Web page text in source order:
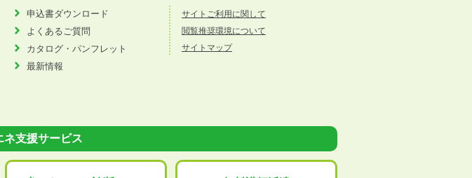
申込書ダウンロード
よくあるご質問
カタログ・パンフレット
最新情報
サイトご利用に関して
閲覧推奨環境について
サイトマップ
支援サービス